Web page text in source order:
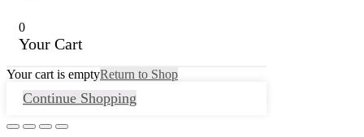
0
Your Cart
Your cart is emptyReturn to Shop
Continue Shopping